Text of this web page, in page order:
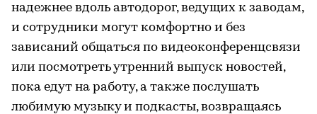
надежнее вдоль автодорог, ведущих к заводам,
и сотрудники могут комфортно и без
зависаний общаться по видеоконференцсвязи
или посмотреть утренний выпуск новостей,
пока едут на работу, а также послушать
любимую музыку и подкасты, возвращаясь